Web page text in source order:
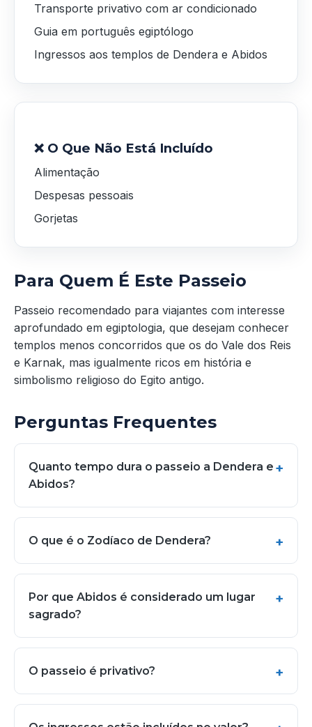
Transporte privativo com ar condicionado
Guia em português egiptólogo
Ingressos aos templos de Dendera e Abidos
❌ O Que Não Está Incluído
Alimentação
Despesas pessoais
Gorjetas
Para Quem É Este Passeio
Passeio recomendado para viajantes com interesse
aprofundado em egiptologia, que desejam conhecer
templos menos concorridos que os do Vale dos Reis
e Karnak, mas igualmente ricos em história e
simbolismo religioso do Egito antigo.
Perguntas Frequentes
Quanto tempo dura o passeio a Dendera e
Abidos?
O que é o Zodíaco de Dendera?
Por que Abidos é considerado um lugar
sagrado?
O passeio é privativo?